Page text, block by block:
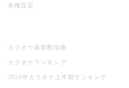
各種設定
カラオケ最新配信曲
カラオケランキング
2026年カラオケ上半期ランキング